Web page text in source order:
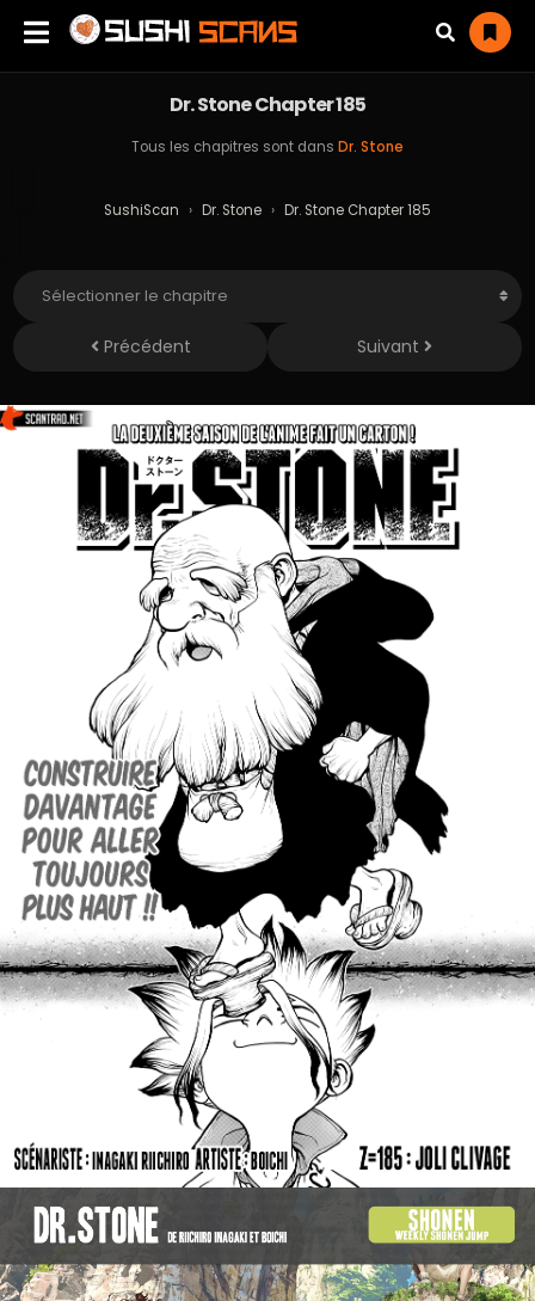
Dr. Stone Chapter 185
Tous les chapitres sont dans Dr. Stone
SushiScan › Dr. Stone › Dr. Stone Chapter 185
Précédent Suivant